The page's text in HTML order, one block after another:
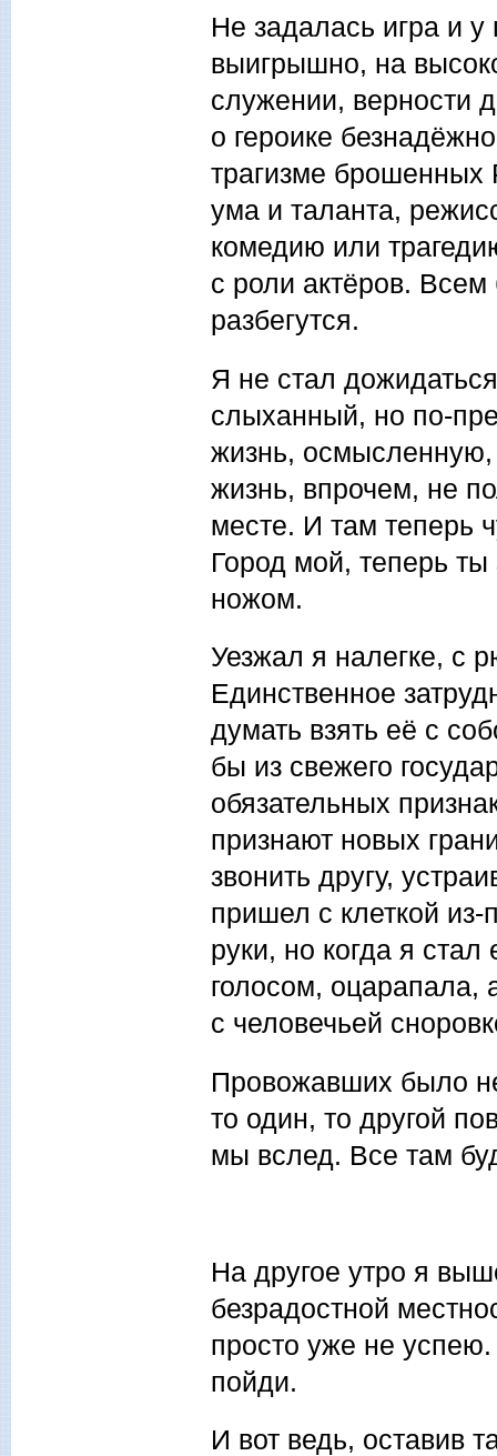
Не задалась игра и
выигрышно, на
служении, верности
о героике
трагизме брошенных
ума и таланта,
комедию или
с роли актёров. Всем
разбегутся.
Я не стал
слыханный, но по-
жизнь,
жизнь, впрочем, не
месте. И там теперь
Город мой, теперь
ножом.
Уезжал я налегке, с
Единственное
думать взять её с
бы из свежего
обязательных
признают новых
звонить другу,
пришел с клеткой
руки, но когда я стал
голосом, оцарапала,
с человечьей
Провожавших было
то один, то другой
мы вслед. Все там
На другое утро я
безрадостной
просто уже не
пойди.
И вот ведь, оставив